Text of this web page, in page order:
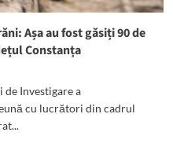
Așa au fost găsiți 90 de
Constanța
Investigare a
cu lucrători din cadrul